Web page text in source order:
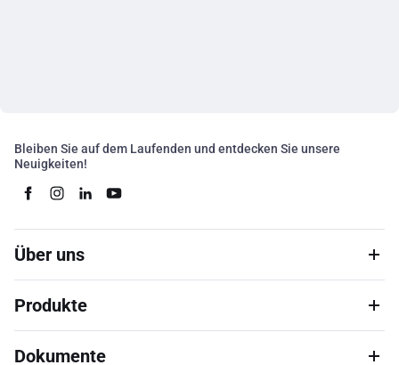
Bleiben Sie auf dem Laufenden und entdecken Sie unsere
Neuigkeiten!
Über uns
Produkte
Dokumente